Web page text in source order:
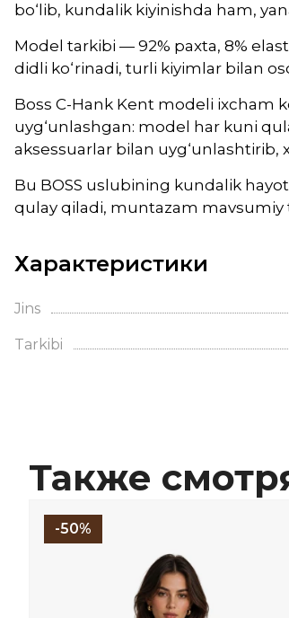
bo‘lib, kundalik kiyinishda ham,
Model tarkibi — 92% paxta, 8%
didli ko‘rinadi, turli kiyimlar bilan
Boss C-Hank Kent modeli ixcham
uyg‘unlashgan: model har kuni
aksessuarlar bilan uyg‘unlashtirib,
Bu BOSS uslubining kundalik
qulay qiladi, muntazam
Характеристики
Jins
Tarkibi
Также
-50%